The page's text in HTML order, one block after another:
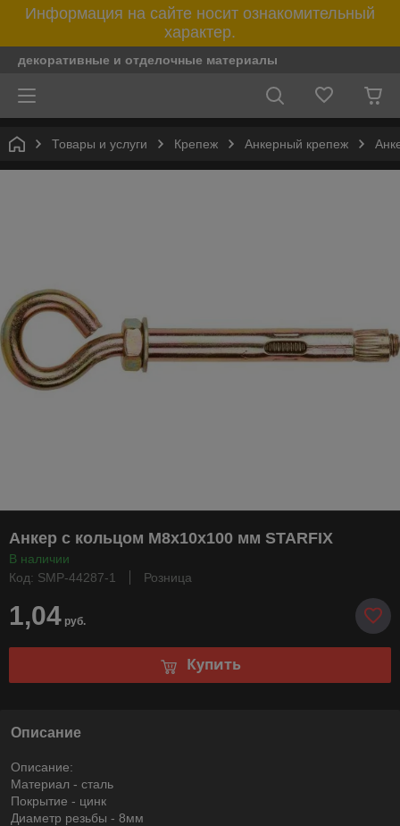
Информация на сайте носит ознакомительный
характер.
декоративные и отделочные материалы
Товары и услуги Крепеж Анкерный крепеж
Анкер с кольцом М8х10х100 мм STARFIX
В наличии
Код: SMP-44287-1
Розница
1,04 руб.
Купить
Описание
Описание:
Материал - сталь
Покрытие - цинк
Диаметр резьбы - 8мм